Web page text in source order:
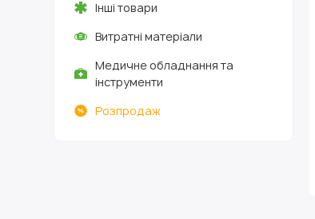
Інші товари
Витратні матеріали
Медичне обладнання та
інструменти
Розпродаж